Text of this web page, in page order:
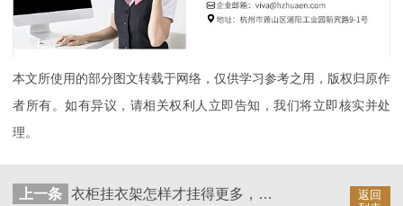
本文所使用的部分图文转载于网络，仅供学习参考之用，版权归原作
者所有。如有异议，请相关权利人立即告知，我们将立即核实并处
理。
返回
上一条
衣柜挂衣架怎样才挂得更多，生活小能手告诉你【华恩衣架】